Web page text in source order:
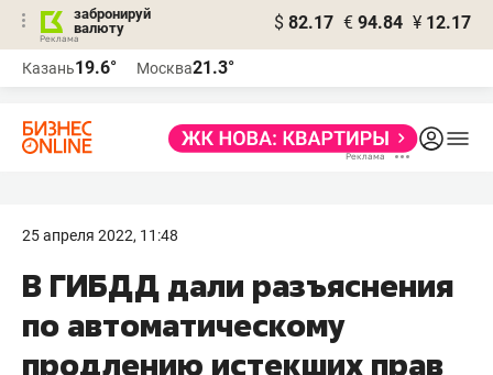
забронируй
валюту
$ 82.17 € 94.84 ¥ 12.17
Казань19.6° Москва21.3°
25 апреля 2022, 11:48
В ГИБДД дали разъяснения
по автоматическому
продлению истекших прав